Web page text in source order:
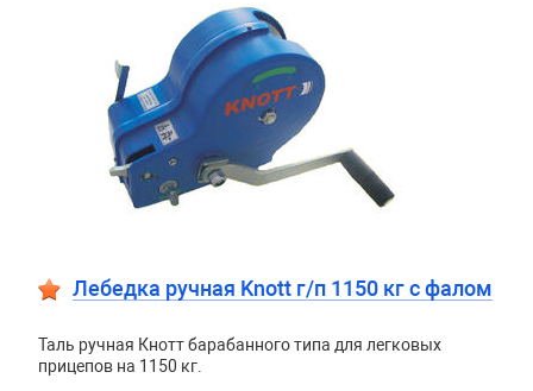
Лебедка ручная Knott г/п 1150 кг c фалом
Таль ручная Кнотт барабанного типа для легковых
прицепов на 1150 кг.